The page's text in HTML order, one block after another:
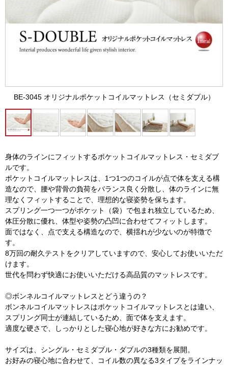
BE-3045 オリジナルポケットコイルマットレス（セミダブル）
身体のラインにフィットするポケットコイルマットレス・セミダブ
ルです。
ポケットコイルマットレスは、1つ1つのコイルが点で体を支える構
造なので、腰や背骨の負荷をバランス良く分散し、体のラインに無
理なくフィットすることで、理想的な寝姿勢を保ちます。
スプリング一つ一つがポケット（袋）で包まれ独立しているため、
体圧分散に優れ、体型や姿勢の凸凹に合わせてフィットします。
面ではなく、点で支える構造なので、横揺れが少ないのが特徴で
す。
8万回の耐久テストをクリアしていますので、安心してお使いいただ
けます。
世代を問わず快適にお使いいただける高品質のマットレスです。
◎ボンネルコイルマットレスとどう違うの？
ボンネルコイルマットレスはポケットコイルマットレスとは違い、
スプリング同士が連結しているため、面で体を支えます。
適度な硬さで、しっかりとした寝心地が好きな方にお勧めです。
サイズは、シングル・セミダブル・ダブルの3種類を展開。
お好みの寝心地に合わせて、コイル数の異なる3タイプをラインナッ